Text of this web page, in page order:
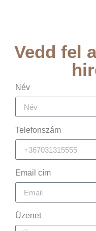
Vedd fel
Név
Telefonszám
Email cím
Üzenet